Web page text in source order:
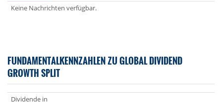
Keine Nachrichten verfügbar.
FUNDAMENTALKENNZAHLEN ZU GLOBAL DIVIDEND
GROWTH SPLIT
Dividende in